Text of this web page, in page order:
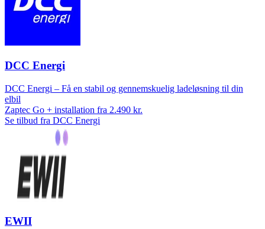
DCC Energi
DCC Energi – Få en stabil og gennemskuelig ladeløsning til din
elbil
Zaptec Go + installation fra 2.490 kr.
Se tilbud fra DCC Energi
EWII